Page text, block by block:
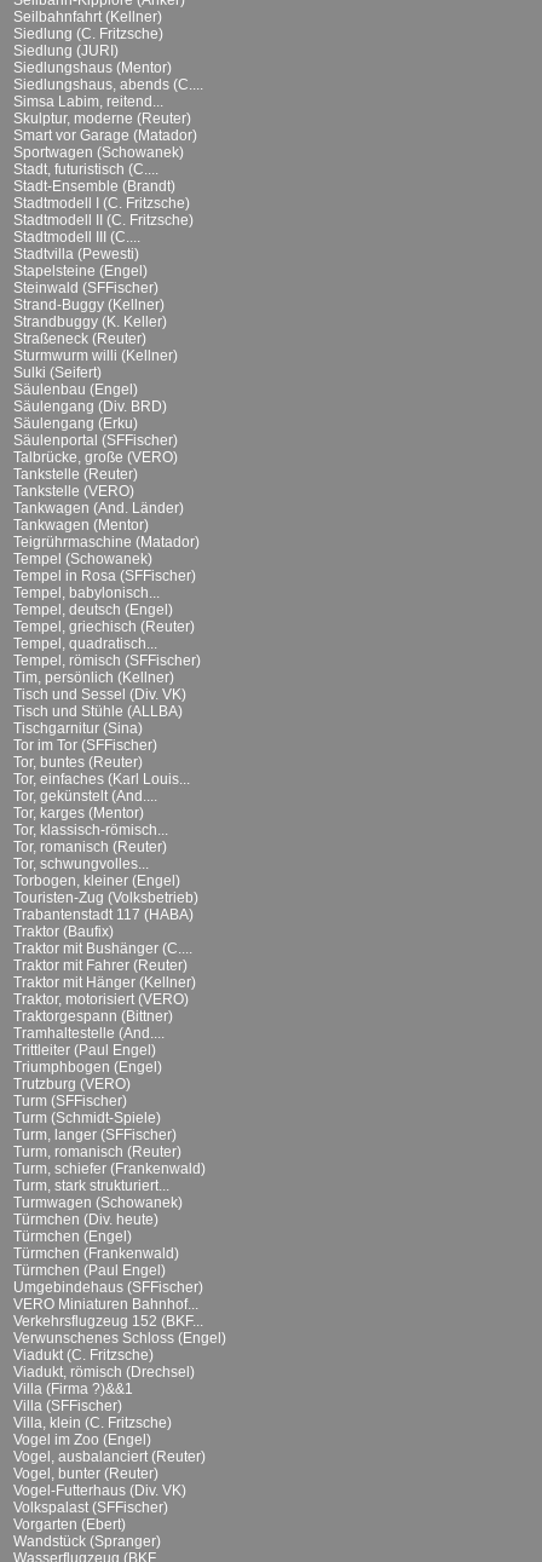
Seilbahnfahrt (Kellner)
Siedlung (C. Fritzsche)
Siedlung (JURI)
Siedlungshaus (Mentor)
Siedlungshaus, abends (C....
Simsa Labim, reitend...
Skulptur, moderne (Reuter)
Smart vor Garage (Matador)
Sportwagen (Schowanek)
Stadt, futuristisch (C....
Stadt-Ensemble (Brandt)
Stadtmodell I (C. Fritzsche)
Stadtmodell II (C. Fritzsche)
Stadtmodell III (C....
Stadtvilla (Pewesti)
Stapelsteine (Engel)
Steinwald (SFFischer)
Strand-Buggy (Kellner)
Strandbuggy (K. Keller)
Straßeneck (Reuter)
Sturmwurm willi (Kellner)
Sulki (Seifert)
Säulenbau (Engel)
Säulengang (Div. BRD)
Säulengang (Erku)
Säulenportal (SFFischer)
Talbrücke, große (VERO)
Tankstelle (Reuter)
Tankstelle (VERO)
Tankwagen (And. Länder)
Tankwagen (Mentor)
Teigrührmaschine (Matador)
Tempel (Schowanek)
Tempel in Rosa (SFFischer)
Tempel, babylonisch...
Tempel, deutsch (Engel)
Tempel, griechisch (Reuter)
Tempel, quadratisch...
Tempel, römisch (SFFischer)
Tim, persönlich (Kellner)
Tisch und Sessel (Div. VK)
Tisch und Stühle (ALLBA)
Tischgarnitur (Sina)
Tor im Tor (SFFischer)
Tor, buntes (Reuter)
Tor, einfaches (Karl Louis...
Tor, gekünstelt (And....
Tor, karges (Mentor)
Tor, klassisch-römisch...
Tor, romanisch (Reuter)
Tor, schwungvolles...
Torbogen, kleiner (Engel)
Touristen-Zug (Volksbetrieb)
Trabantenstadt 117 (HABA)
Traktor (Baufix)
Traktor mit Bushänger (C....
Traktor mit Fahrer (Reuter)
Traktor mit Hänger (Kellner)
Traktor, motorisiert (VERO)
Traktorgespann (Bittner)
Tramhaltestelle (And....
Trittleiter (Paul Engel)
Triumphbogen (Engel)
Trutzburg (VERO)
Turm (SFFischer)
Turm (Schmidt-Spiele)
Turm, langer (SFFischer)
Turm, romanisch (Reuter)
Turm, schiefer (Frankenwald)
Turm, stark strukturiert...
Turmwagen (Schowanek)
Türmchen (Div. heute)
Türmchen (Engel)
Türmchen (Frankenwald)
Türmchen (Paul Engel)
Umgebindehaus (SFFischer)
VERO Miniaturen Bahnhof...
Verkehrsflugzeug 152 (BKF...
Verwunschenes Schloss (Engel)
Viadukt (C. Fritzsche)
Viadukt, römisch (Drechsel)
Villa (Firma ?)&&1
Villa (SFFischer)
Villa, klein (C. Fritzsche)
Vogel im Zoo (Engel)
Vogel, ausbalanciert (Reuter)
Vogel, bunter (Reuter)
Vogel-Futterhaus (Div. VK)
Volkspalast (SFFischer)
Vorgarten (Ebert)
Wandstück (Spranger)
Wasserflugzeug (BKF